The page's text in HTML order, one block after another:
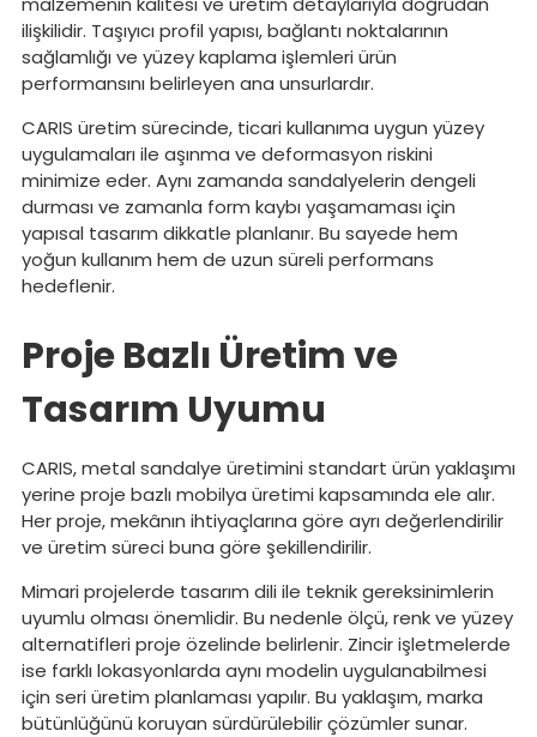
ilişkilidir. Taşıyıcı profil yapısı, bağlantı noktalarının
sağlamlığı ve yüzey kaplama işlemleri ürün
performansını belirleyen ana unsurlardır.
CARIS üretim sürecinde, ticari kullanıma uygun yüzey
uygulamaları ile aşınma ve deformasyon riskini
minimize eder. Aynı zamanda sandalyelerin dengeli
durması ve zamanla form kaybı yaşamaması için
yapısal tasarım dikkatle planlanır. Bu sayede hem
yoğun kullanım hem de uzun süreli performans
hedeflenir.
Proje Bazlı Üretim ve
Tasarım Uyumu
CARIS, metal sandalye üretimini standart ürün yaklaşımı
yerine proje bazlı mobilya üretimi kapsamında ele alır.
Her proje, mekânın ihtiyaçlarına göre ayrı değerlendirilir
ve üretim süreci buna göre şekillendirilir.
Mimari projelerde tasarım dili ile teknik gereksinimlerin
uyumlu olması önemlidir. Bu nedenle ölçü, renk ve yüzey
alternatifleri proje özelinde belirlenir. Zincir işletmelerde
ise farklı lokasyonlarda aynı modelin uygulanabilmesi
için seri üretim planlaması yapılır. Bu yaklaşım, marka
bütünlüğünü koruyan sürdürülebilir çözümler sunar.